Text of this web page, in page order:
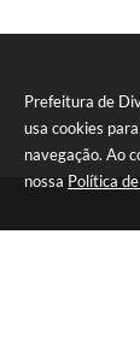
Prefeitura de
usa cookies
navegação. Ao
nossa Política